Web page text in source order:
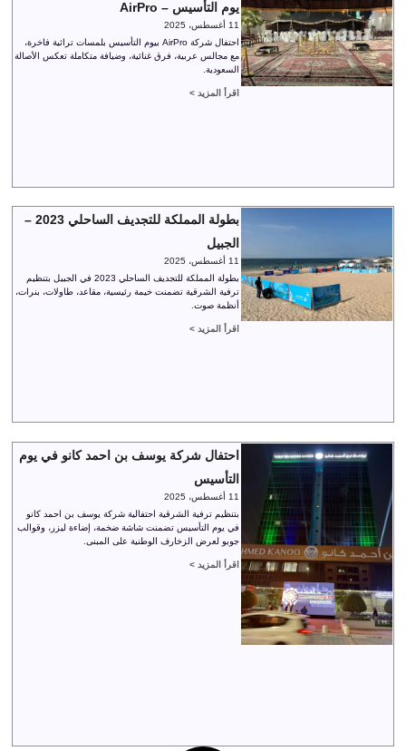
يوم التأسيس – AirPro
11 أغسطس، 2025
احتفال شركة AirPro بيوم التأسيس بلمسات تراثية فاخرة،
مع مجالس عربية، فرق غنائية، وضيافة متكاملة تعكس الأصالة
السعودية.
اقرأ المزيد >
بطولة المملكة للتجديف الساحلي 2023 –
الجبيل
11 أغسطس، 2025
بطولة المملكة للتجديف الساحلي 2023 في الجبيل بتنظيم
ترفية الشرقية تضمنت خيمة رئيسية، مقاعد، طاولات، بنرات،
أنظمة صوت.
اقرأ المزيد >
احتفال شركة يوسف بن احمد كانو في يوم
التأسيس
11 أغسطس، 2025
بتنظيم ترفية الشرقية احتفالية شركة يوسف بن احمد كانو
في يوم التأسيس تضمنت شاشة ضخمة، إضاءة ليزر، وقوالب
جوبو لعرض الزخارف الوطنية على المبنى.
اقرأ المزيد >